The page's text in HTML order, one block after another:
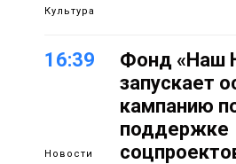
Культура
16:39
Новости
Фонд «Наш
запускает
кампанию
поддержке